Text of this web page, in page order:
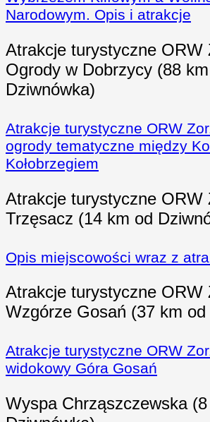
Narodowym. Opis i atrakcje
Atrakcje turystyczne ORW
Ogrody w Dobrzycy (88
Dziwnówka)
Atrakcje turystyczne ORW
ogrody tematyczne między
Kołobrzegiem
Atrakcje turystyczne ORW
Trzęsacz (14 km od
Opis miejscowości wraz z
Atrakcje turystyczne ORW
Wzgórze Gosań (37 km
Atrakcje turystyczne ORW
widokowy Góra Gosań
Wyspa Chrząszczewska